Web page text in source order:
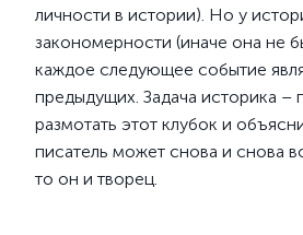
личности в истории). Но у
закономерности (иначе она не
каждое следующее событие
предыдущих. Задача историка –
размотать этот клубок и
писатель может снова и снова
то он и творец.